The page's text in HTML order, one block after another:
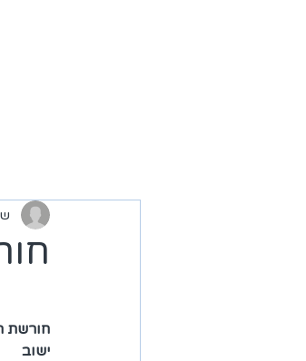
חורשת
ישוב